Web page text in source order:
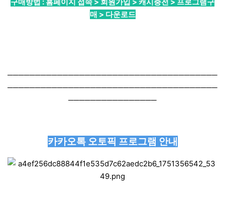
매 > 다운로드
──────────────────────────────────────
──────────────────────────────────────
────────────────
카카오톡 오토픽 프로그램 안내